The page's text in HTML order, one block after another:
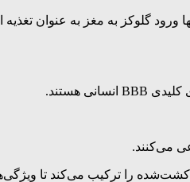
ورود گلوکز به مغز به عنوان
کشت‌شده را ترکیب می‌کند تا